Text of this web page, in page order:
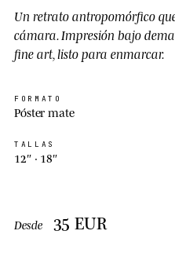
Un retrato antropomórfico
cámara. Impresión bajo
fine art, listo para enmarcar.
FORMATO
Póster mate
TALLAS
12″ · 18″
Desde 35 EUR